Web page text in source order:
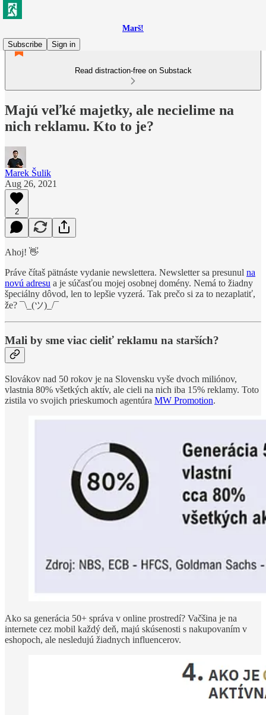
Marš!
Subscribe
Sign in
Read distraction-free on Substack
Majú veľké majetky, ale necielime na
nich reklamu. Kto to je?
Marek Šulik
Aug 26, 2021
2
Ahoj! 👋
Práve čítaš pätnáste vydanie newslettera. Newsletter sa presunul na
novú adresu a je súčasťou mojej osobnej domény. Nemá to žiadny
špeciálny dôvod, len to lepšie vyzerá. Tak prečo si za to nezaplatiť,
že? ¯\_(ツ)_/¯
Mali by sme viac cieliť reklamu na starších?
Slovákov nad 50 rokov je na Slovensku vyše dvoch miliónov,
vlastnia 80% všetkých aktív, ale cieli na nich iba 15% reklamy. Toto
zistila vo svojich prieskumoch agentúra MW Promotion.
Ako sa generácia 50+ správa v online prostredí? Vačšina je na
internete cez mobil každý deň, majú skúsenosti s nakupovaním v
eshopoch, ale nesledujú žiadnych influencerov.